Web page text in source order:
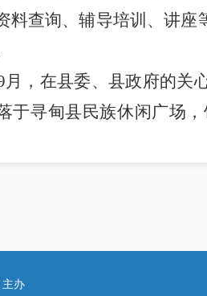
料查询、辅导培训、讲
月，在县委、县政府的关
于寻甸县民族休闲广场
主办